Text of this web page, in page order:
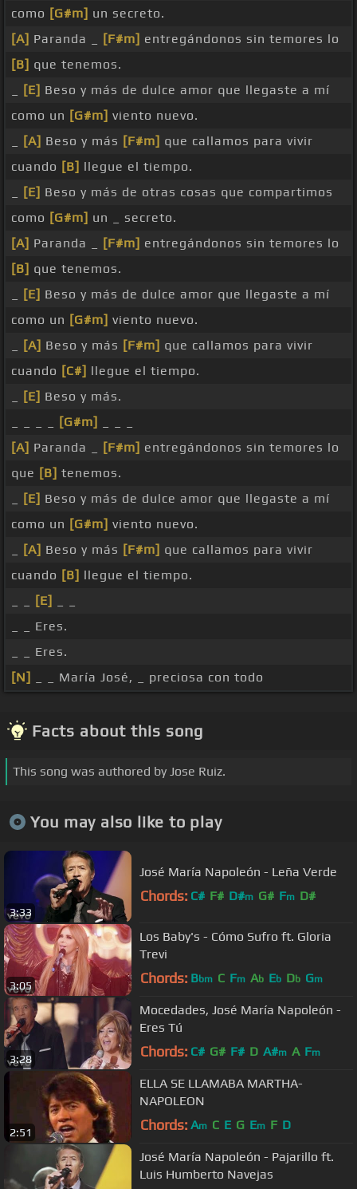
como [G#m] un secreto.
[A] Paranda _ [F#m] entregándonos sin temores lo
[B] que tenemos.
[E] Beso y más de dulce amor que llegaste a mí
como un [G#m] viento nuevo.
[A] Beso y más [F#m] que callamos para vivir
cuando [B] llegue el tiempo.
[E] Beso y más de otras cosas que compartimos
como [G#m] un _ secreto.
[A] Paranda _ [F#m] entregándonos sin temores lo
[B] que tenemos.
[E] Beso y más de dulce amor que llegaste a mí
como un [G#m] viento nuevo.
[A] Beso y más [F#m] que callamos para vivir
cuando [C#] llegue el tiempo.
[E] Beso y más.
[G#m]
[A] Paranda _ [F#m] entregándonos sin temores lo
que [B] tenemos.
[E] Beso y más de dulce amor que llegaste a mí
como un [G#m] viento nuevo.
[A] Beso y más [F#m] que callamos para vivir
cuando [B] llegue el tiempo.
[E]
_ _ Eres.
_ _ Eres.
[N]
_ _ María José, _ preciosa con todo
Facts about this song
This song was authored by Jose Ruiz.
You may also like to play
3:33
José María Napoleón - Leña Verde
Chords: C# F# D#m G# Fm D#
3:05
Los Baby's - Cómo Sufro ft. Gloria
Trevi
Chords: Bbm C Fm Ab Eb Db Gm
3:28
Mocedades, José María Napoleón -
Eres Tú
Chords: C# G# F# D A#m A Fm
2:51
ELLA SE LLAMABA MARTHA-
NAPOLEON
Chords: Am C E G Em F D
José María Napoleón - Pajarillo ft.
Luis Humberto Navejas